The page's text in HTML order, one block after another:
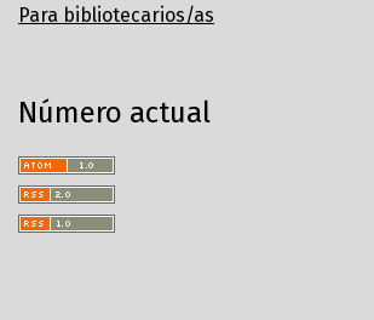
Para bibliotecarios/as
Número actual